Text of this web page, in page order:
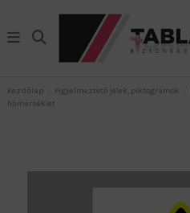
Kezdőlap Figyelmeztető jelek, piktogramok
hőmérséklet